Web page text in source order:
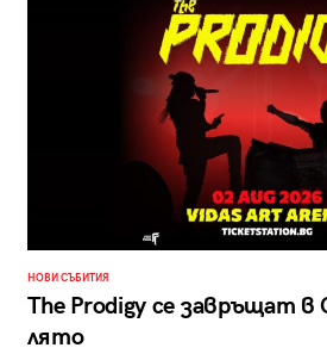
НОВИ СЪБИТИЯ
The Prodigy се завръщат
лято